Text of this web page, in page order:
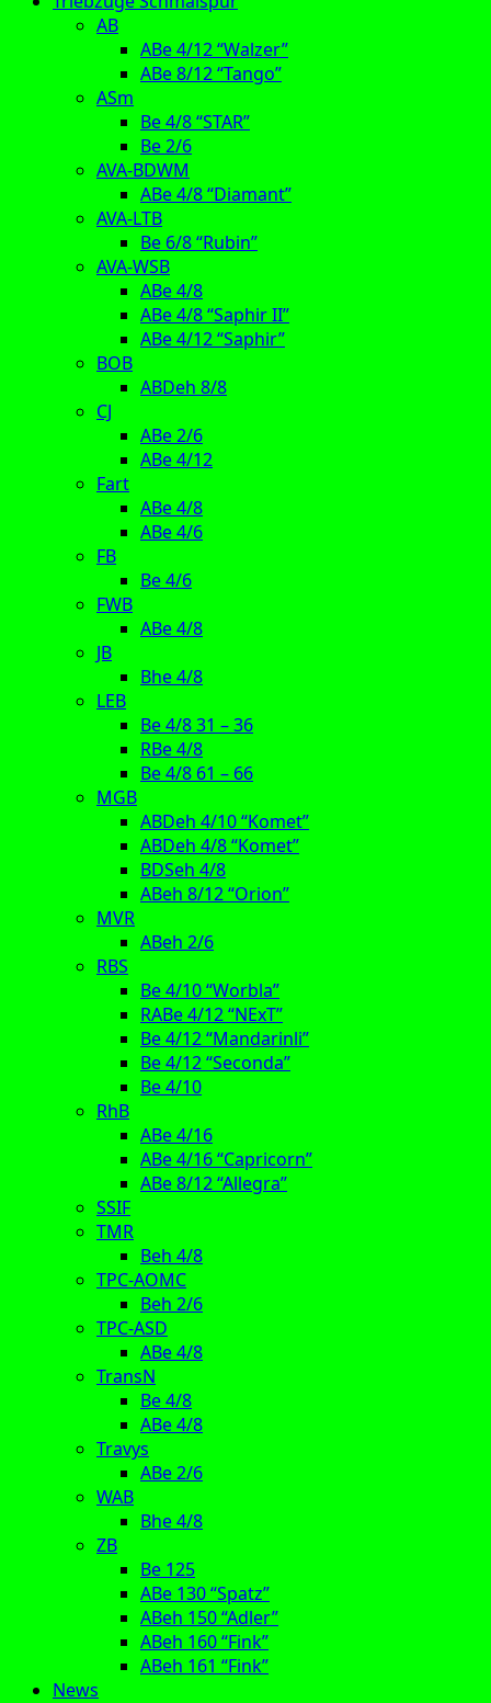
AB
ABe 4/12 “Walzer”
ABe 8/12 “Tango”
ASm
Be 4/8 “STAR”
Be 2/6
AVA-BDWM
ABe 4/8 “Diamant”
AVA-LTB
Be 6/8 “Rubin”
AVA-WSB
ABe 4/8
ABe 4/8 “Saphir II”
ABe 4/12 “Saphir”
BOB
ABDeh 8/8
CJ
ABe 2/6
ABe 4/12
Fart
ABe 4/8
ABe 4/6
FB
Be 4/6
FWB
ABe 4/8
JB
Bhe 4/8
LEB
Be 4/8 31 – 36
RBe 4/8
Be 4/8 61 – 66
MGB
ABDeh 4/10 “Komet”
ABDeh 4/8 “Komet”
BDSeh 4/8
ABeh 8/12 “Orion”
MVR
ABeh 2/6
RBS
Be 4/10 “Worbla”
RABe 4/12 “NExT”
Be 4/12 “Mandarinli”
Be 4/12 “Seconda”
Be 4/10
RhB
ABe 4/16
ABe 4/16 “Capricorn”
ABe 8/12 “Allegra”
SSIF
TMR
Beh 4/8
TPC-AOMC
Beh 2/6
TPC-ASD
ABe 4/8
TransN
Be 4/8
ABe 4/8
Travys
ABe 2/6
WAB
Bhe 4/8
ZB
Be 125
ABe 130 “Spatz”
ABeh 150 “Adler”
ABeh 160 “Fink”
ABeh 161 “Fink”
News